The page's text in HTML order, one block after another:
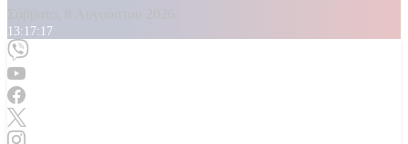
13:17:18